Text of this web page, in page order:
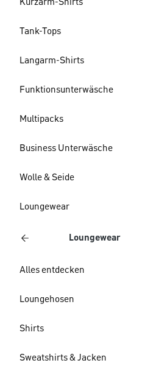
Kurzarm-Shirts
Tank-Tops
Langarm-Shirts
Funktionsunterwäsche
Multipacks
Business Unterwäsche
Wolle & Seide
Loungewear
Loungewear
Alles entdecken
Loungehosen
Shirts
Sweatshirts & Jacken